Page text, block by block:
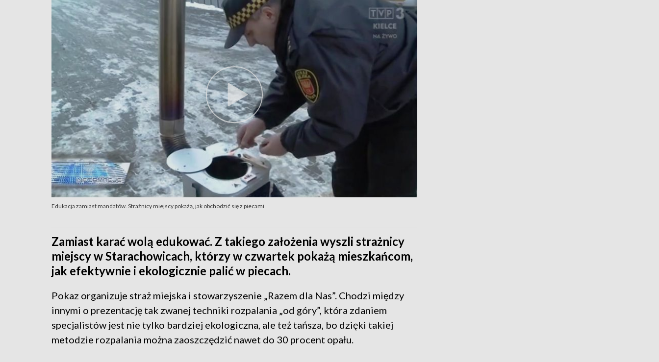
Edukacja zamiast mandatów. Strażnicy miejscy pokażą, jak obchodzić się z piecami
Zamiast karać wolą edukować. Z takiego założenia wyszli strażnicy
miejscy w Starachowicach, którzy w czwartek pokażą mieszkańcom,
jak efektywnie i ekologicznie palić w piecach.
Pokaz organizuje straż miejska i stowarzyszenie „Razem dla Nas”. Chodzi między
innymi o prezentację tak zwanej techniki rozpalania „od góry”, która zdaniem
specjalistów jest nie tylko bardziej ekologiczna, ale też tańsza, bo dzięki takiej
metodzie rozpalania można zaoszczędzić nawet do 30 procent opału.